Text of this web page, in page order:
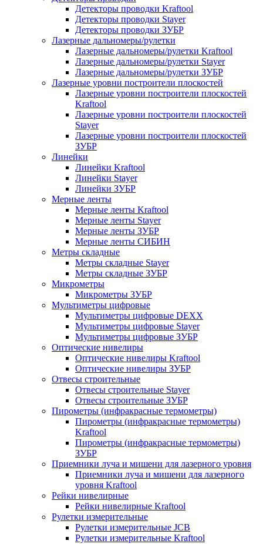
Детекторы проводки Kraftool
Детекторы проводки Stayer
Детекторы проводки ЗУБР
Лазерные дальномеры/рулетки
Лазерные дальномеры/рулетки Kraftool
Лазерные дальномеры/рулетки Stayer
Лазерные дальномеры/рулетки ЗУБР
Лазерные уровни построители плоскостей
Лазерные уровни построители плоскостей
Kraftool
Лазерные уровни построители плоскостей
Stayer
Лазерные уровни построители плоскостей
ЗУБР
Линейки
Линейки Kraftool
Линейки Stayer
Линейки ЗУБР
Мерные ленты
Мерные ленты Kraftool
Мерные ленты Stayer
Мерные ленты ЗУБР
Мерные ленты СИБИН
Метры складные
Метры складные Stayer
Метры складные ЗУБР
Микрометры
Микрометры ЗУБР
Мультиметры цифровые
Мультиметры цифровые DEXX
Мультиметры цифровые Stayer
Мультиметры цифровые ЗУБР
Оптические нивелиры
Оптические нивелиры Kraftool
Оптические нивелиры ЗУБР
Отвесы строительные
Отвесы строительные Stayer
Отвесы строительные ЗУБР
Пирометры (инфракрасные термометры)
Пирометры (инфракрасные термометры)
Kraftool
Пирометры (инфракрасные термометры)
ЗУБР
Приемники луча и мишени для лазерного уровня
Приемники луча и мишени для лазерного
уровня Kraftool
Рейки нивелирные
Рейки нивелирные Kraftool
Рулетки измерительные
Рулетки измерительные JCB
Рулетки измерительные Kraftool